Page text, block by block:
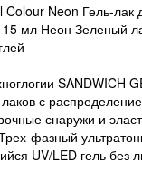
Neon Гель-лак
15 мл Неон Зеленый
SANDWICH
с
снаружи и
фазный
UV/LED гель без